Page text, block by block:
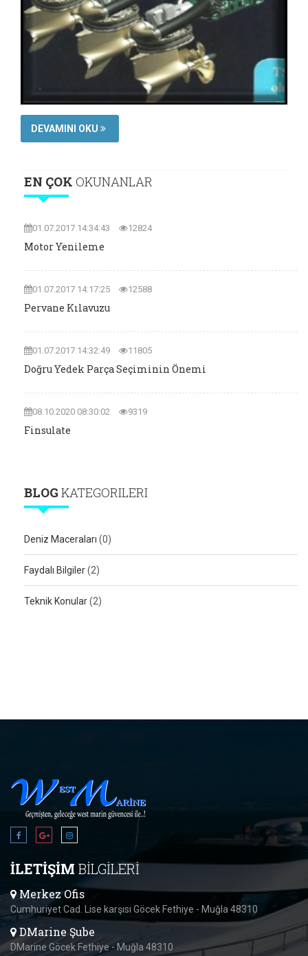
DEVAMINI OKU
EN ÇOK OKUNANLAR
01.07.2017 14:34:43 12824
Motor Yenileme
01.07.2017 14:17:25 12588
Pervane Kılavuzu
01.07.2017 14:32:49 11805
Doğru Yedek Parça Seçiminin Önemi
08.10.2020 08:30:02 9319
Finsulate
BLOG KATEGORILERI
Deniz Maceraları (0)
Faydalı Bilgiler(2)
Teknik Konular(2)
İLETİŞİM BİLGİLERİ
Merkez Ofis
Cumhuriyet Cad. Lise karşısı Göcek Fethiye - Muğla 48310
DMarine Şube
DMarine Göcek Fethiye - Muğla 48310